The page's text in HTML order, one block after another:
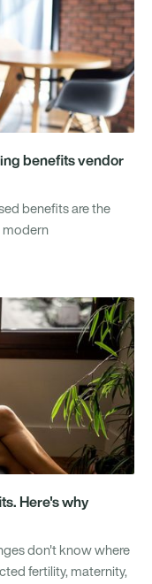
benefits vendor
benefits are the
modern
Here's why
don't know where
fertility, maternity,